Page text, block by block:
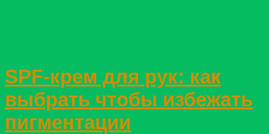
SPF-крем для рук: как
выбрать чтобы избежать
пигментации